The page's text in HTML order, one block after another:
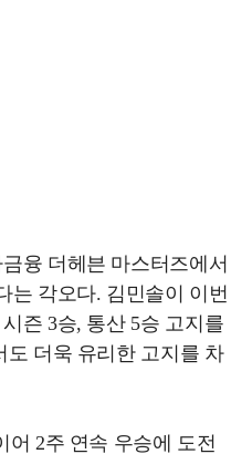
융 더헤븐 마스터즈에서
는 각오다. 김민솔이 이번
즌 3승, 통산 5승 고지를
도 더욱 유리한 고지를 차
어 2주 연속 우승에 도전